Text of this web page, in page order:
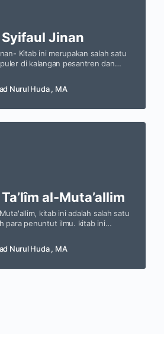
Jinan
Nurul Huda , MA
Kitab ini merupakan salah satu
di kalangan pesantren dan
al-Muta’allim
Nurul Huda , MA
kitab ini adalah salah satu
para penuntut ilmu. kitab ini
ilmu. kitab ini dikarang oleh
Imam al-Zarnûji.